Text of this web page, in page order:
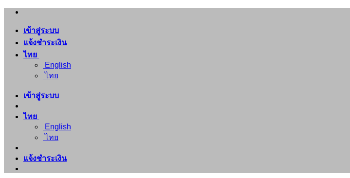
ข้าม
เนื้อหา
เข้าสู่ระบบ
แจ้งชำระเงิน
ไทย
English
ไทย
เข้าสู่ระบบ
ไทย
English
ไทย
แจ้งชำระเงิน